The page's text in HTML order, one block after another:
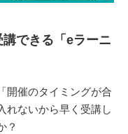
できる「eラーニ
開催のタイミングが合
れないから早く受講し
？